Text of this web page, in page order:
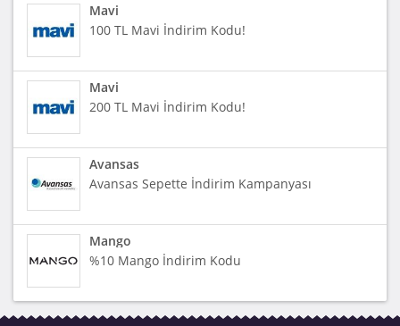
Mavi
100 TL Mavi İndirim Kodu!
Mavi
200 TL Mavi İndirim Kodu!
Avansas
Avansas Sepette İndirim Kampanyası
Mango
%10 Mango İndirim Kodu